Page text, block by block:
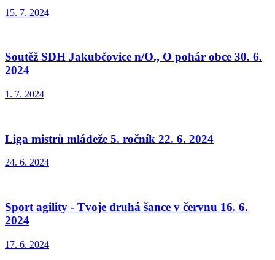
15. 7. 2024
Soutěž SDH Jakubčovice n/O., O pohár obce 30. 6.
2024
1. 7. 2024
Liga mistrů mládeže 5. ročník 22. 6. 2024
24. 6. 2024
Sport agility - Tvoje druhá šance v červnu 16. 6.
2024
17. 6. 2024